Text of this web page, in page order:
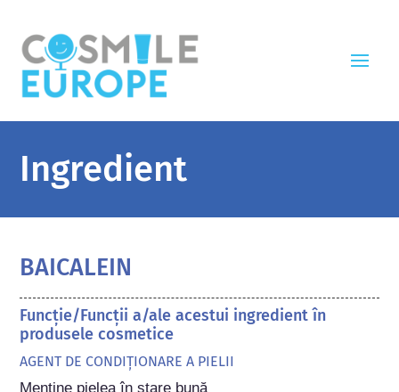
Ingredient
BAICALEIN
Funcție/Funcții a/ale acestui ingredient în
produsele cosmetice
AGENT DE CONDIȚIONARE A PIELII
Menține pielea în stare bună